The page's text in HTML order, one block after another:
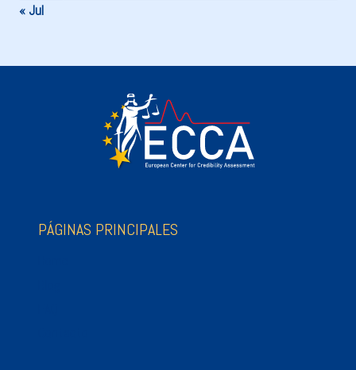
« Jul
PÁGINAS PRINCIPALES